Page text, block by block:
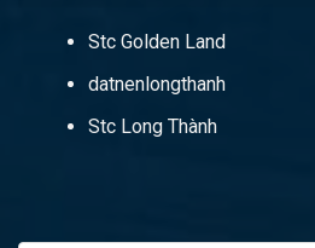
Stc Golden Land
datnenlongthanh
Stc Long Thành